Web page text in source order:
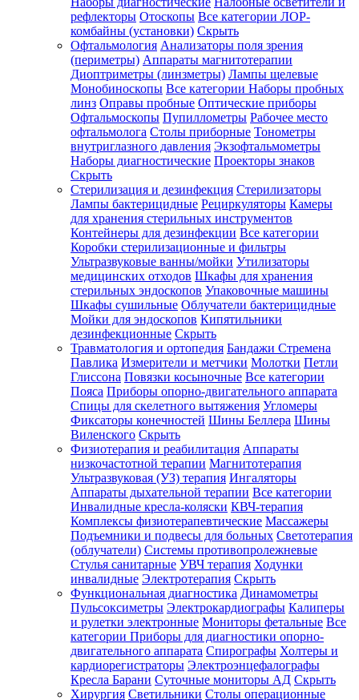
рефлекторы Отоскопы Все категории ЛОР-
комбайны (установки) Скрыть
Офтальмология Анализаторы поля зрения
(периметры) Аппараты магнитотерапии
Диоптриметры (линзметры) Лампы щелевые
Монобиноскопы Все категории Наборы пробных
линз Оправы пробные Оптические приборы
Офтальмоскопы Пупиллометры Рабочее место
офтальмолога Столы приборные Тонометры
внутриглазного давления Экзофтальмометры
Наборы диагностические Проекторы знаков
Скрыть
Стерилизация и дезинфекция Стерилизаторы
Лампы бактерицидные Рециркуляторы Камеры
для хранения стерильных инструментов
Контейнеры для дезинфекции Все категории
Коробки стерилизационные и фильтры
Ультразвуковые ванны/мойки Утилизаторы
медицинских отходов Шкафы для хранения
стерильных эндоскопов Упаковочные машины
Шкафы сушильные Облучатели бактерицидные
Мойки для эндоскопов Кипятильники
дезинфекционные Скрыть
Травматология и ортопедия Бандажи Стремена
Павлика Измерители и метчики Молотки Петли
Глиссона Повязки косыночные Все категории
Пояса Приборы опорно-двигательного аппарата
Спицы для скелетного вытяжения Угломеры
Фиксаторы конечностей Шины Беллера Шины
Виленского Скрыть
Физиотерапия и реабилитация Аппараты
низкочастотной терапии Магнитотерапия
Ультразвуковая (УЗ) терапия Ингаляторы
Аппараты дыхательной терапии Все категории
Инвалидные кресла-коляски КВЧ-терапия
Комплексы физиотерапевтические Массажеры
Подъемники и подвесы для больных Светотерапия
(облучатели) Системы противопролежневые
Стулья санитарные УВЧ терапия Ходунки
инвалидные Электротерапия Скрыть
Функциональная диагностика Динамометры
Пульсоксиметры Электрокардиографы Калиперы
и рулетки электронные Мониторы фетальные Все
категории Приборы для диагностики опорно-
двигательного аппарата Спирографы Холтеры и
кардиорегистраторы Электроэнцефалографы
Кресла Барани Суточные мониторы АД Скрыть
Хирургия Светильники Столы операционные